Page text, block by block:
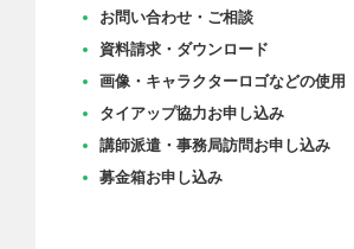
お問い合わせ・ご相談
資料請求・ダウンロード
画像・キャラクターロゴなどの使用
タイアップ協力お申し込み
講師派遣・事務局訪問お申し込み
募金箱お申し込み